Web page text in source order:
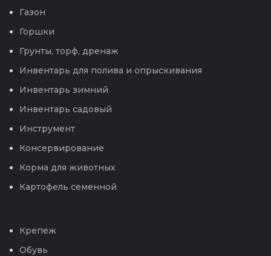
Газон
Горшки
Грунты, торф, дренаж
Инвентарь для полива и опрыскивания
Инвентарь зимний
Инвентарь садовый
Инструмент
Консервирование
Корма для животных
Картофель семенной
Крепеж
Обувь